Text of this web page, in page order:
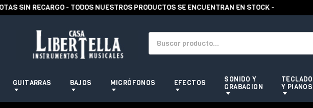
RECARGO - TODOS NUESTROS PRODUCTOS SE ENCUENTRAN EN STOCK -
GUITARRAS BAJOS MICRÓFONOS EFECTOS
SONIDO Y
GRABACION
Y PIANOS